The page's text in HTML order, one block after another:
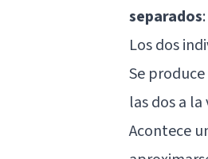
separados:
Los dos
Se
las dos a la
Acontece